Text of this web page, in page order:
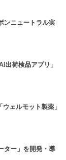
ンニュートラル実
出荷検品アプリ」
ェルモット製薬」
ター」を開発・導